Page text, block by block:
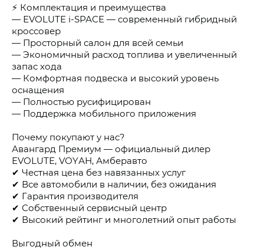
⚡ Комплектация и преимущества
— ЕVОLUТЕ i-SРАСЕ — современный гибридный
кроссовер
— Просторный салон для всей семьи
— Экономичный расход топлива и увеличенный
запас хода
— Комфортная подвеска и высокий уровень
оснащения
— Полностью русифицирован
— Поддержка мобильного приложения
Почему покупают у нас?
Авангард Премиум — официальный дилер
ЕVОLUТЕ, VОYАН, Амберавто
✔ Честная цена без навязанных услуг
✔ Все автомобили в наличии, без ожидания
✔ Гарантия производителя
✔ Собственный сервисный центр
✔ Высокий рейтинг и многолетний опыт работы
Выгодный обмен